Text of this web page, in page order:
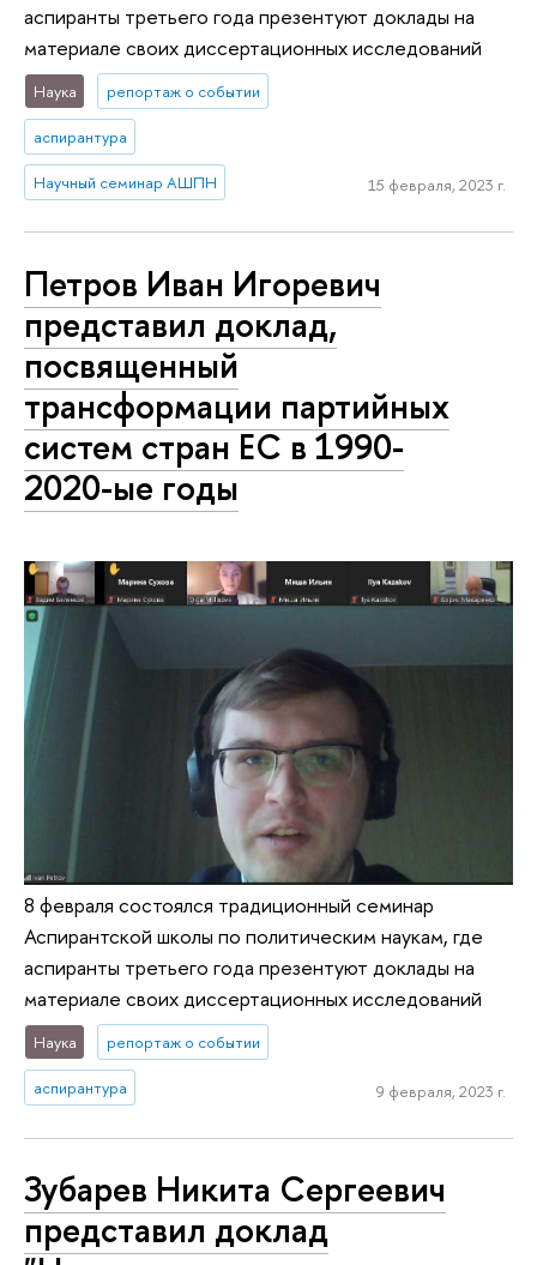
аспиранты третьего года презентуют доклады на
материале своих диссертационных исследований
Наука репортаж о событии
аспирантура
Научный семинар АШПН 15 февраля, 2023 г.
Петров Иван Игоревич
представил доклад,
посвященный
трансформации партийных
систем стран ЕС в 1990-
2020-ые годы
8 февраля состоялся традиционный семинар
Аспирантской школы по политическим наукам, где
аспиранты третьего года презентуют доклады на
материале своих диссертационных исследований
Наука репортаж о событии
аспирантура 9 февраля, 2023 г.
Зубарев Никита Сергеевич
представил доклад